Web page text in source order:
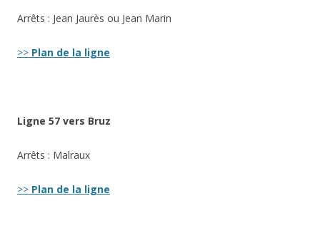
Arrêts : Jean Jaurès ou Jean Marin
>> Plan de la ligne
Ligne 57 vers Bruz
Arrêts : Malraux
>> Plan de la ligne